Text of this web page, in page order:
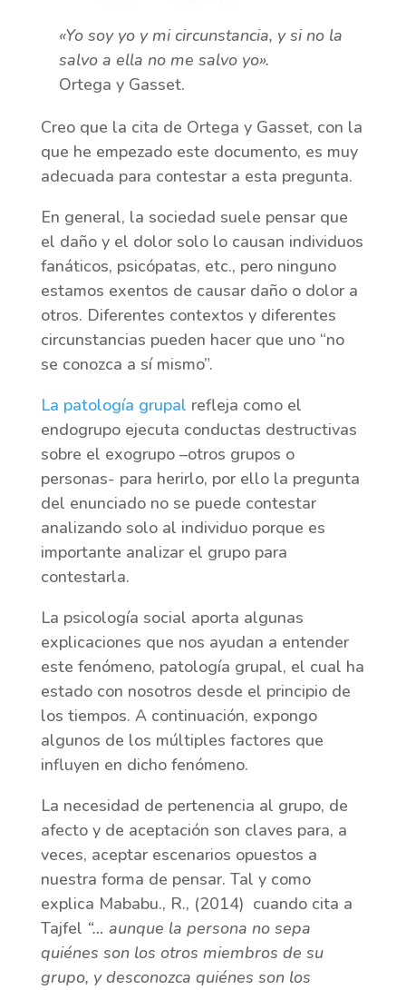
«Yo soy yo y mi circunstancia, y si no la
salvo a ella no me salvo yo».
Ortega y Gasset.
Creo que la cita de Ortega y Gasset, con la
que he empezado este documento, es muy
adecuada para contestar a esta pregunta.
En general, la sociedad suele pensar que
el daño y el dolor solo lo causan individuos
fanáticos, psicópatas, etc., pero ninguno
estamos exentos de causar daño o dolor a
otros. Diferentes contextos y diferentes
circunstancias pueden hacer que uno “no
se conozca a sí mismo”.
La patología grupal refleja como el
endogrupo ejecuta conductas destructivas
sobre el exogrupo –otros grupos o
personas- para herirlo, por ello la pregunta
del enunciado no se puede contestar
analizando solo al individuo porque es
importante analizar el grupo para
contestarla.
La psicología social aporta algunas
explicaciones que nos ayudan a entender
este fenómeno, patología grupal, el cual ha
estado con nosotros desde el principio de
los tiempos. A continuación, expongo
algunos de los múltiples factores que
influyen en dicho fenómeno.
La necesidad de pertenencia al grupo, de
afecto y de aceptación son claves para, a
veces, aceptar escenarios opuestos a
nuestra forma de pensar. Tal y como
explica Mababu., R., (2014) cuando cita a
Tajfel “… aunque la persona no sepa
quiénes son los otros miembros de su
grupo, y desconozca quiénes son los